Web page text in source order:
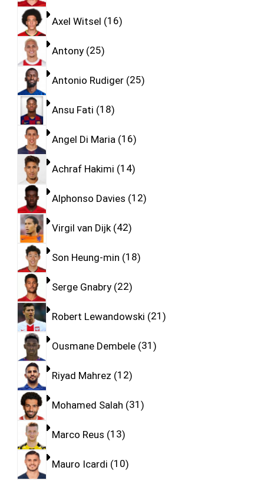
Axel Witsel 16
Antony 25
Antonio Rudiger 25
Ansu Fati 18
Angel Di Maria 16
Achraf Hakimi 14
Alphonso Davies 12
Virgil van Dijk 42
Son Heung-min 18
Serge Gnabry 22
Robert Lewandowski 21
Ousmane Dembele 31
Riyad Mahrez 12
Mohamed Salah 31
Marco Reus 13
Mauro Icardi 10